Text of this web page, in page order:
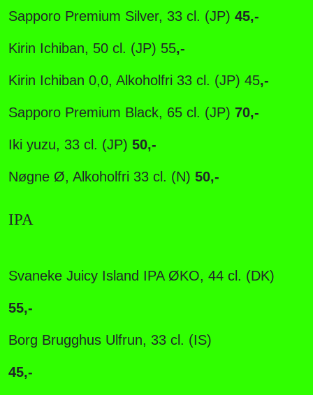
Sapporo Premium Silver, 33 cl. (JP) 45,-
Kirin Ichiban, 50 cl. (JP) 55,-
Kirin Ichiban 0,0, Alkoholfri 33 cl. (JP) 45,-
Sapporo Premium Black, 65 cl. (JP) 70,-
Iki yuzu, 33 cl. (JP) 50,-
Nøgne Ø, Alkoholfri 33 cl. (N) 50,-
IPA
Svaneke Juicy Island IPA ØKO, 44 cl. (DK)
55,-
Borg Brugghus Ulfrun, 33 cl. (IS)
45,-